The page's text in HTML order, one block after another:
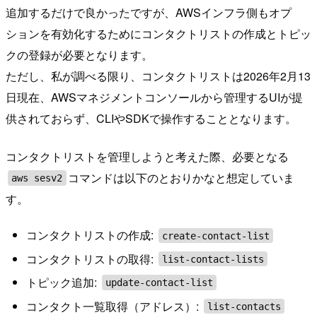
追加するだけで良かったですが、AWSインフラ側もオプ
ションを有効化するためにコンタクトリストの作成とトピッ
クの登録が必要となります。
ただし、私が調べる限り、コンタクトリストは2026年2月13
日現在、AWSマネジメントコンソールから管理するUIが提
供されておらず、CLIやSDKで操作することとなります。
コンタクトリストを管理しようと考えた際、必要となる
aws sesv2
コマンドは以下のとおりかなと想定していま
す。
コンタクトリストの作成: create-contact-list
コンタクトリストの取得: list-contact-lists
トピック追加: update-contact-list
コンタクト一覧取得（アドレス）: list-contacts